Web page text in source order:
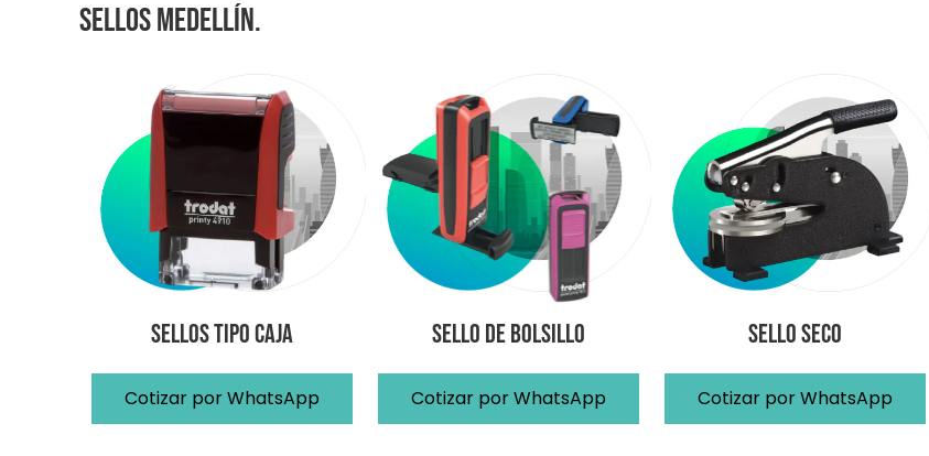
Sellos Medellín.
Sellos Tipo Caja
Cotizar por WhatsApp
Sello de Bolsillo
Cotizar por WhatsApp
Sello Seco
Cotizar por WhatsApp